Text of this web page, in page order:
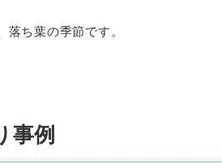
ち葉の季節です。
事例